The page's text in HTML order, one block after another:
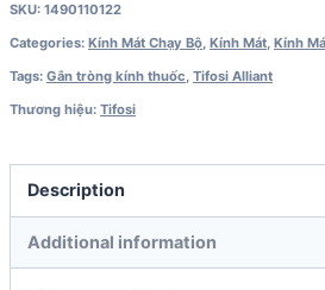
SKU: 1490110122
Categories: Kính Mát Chạy Bộ, Kính Mát, Kính
Tags: Gắn tròng kính thuốc, Tifosi Alliant
Thương hiệu: Tifosi
Description
Additional information